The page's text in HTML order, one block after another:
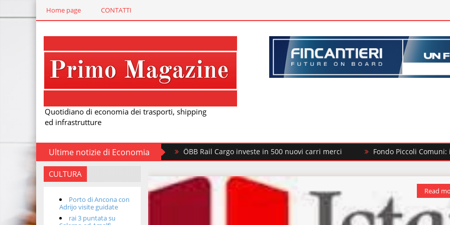
Home page CONTATTI
Quotidiano di economia dei trasporti, shipping
ed infrastrutture
Ultime notizie di EconomiaÖBB Rail Cargo investe in 500 nuovi carri merci Fondo Piccoli Comuni: il MIT
CULTURA
Porto di Ancona con
Adrijo visite guidate
rai 3 puntata su
Read